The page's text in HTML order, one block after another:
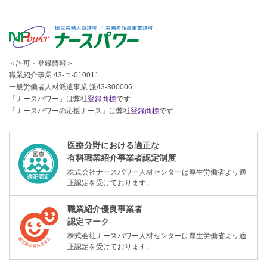
＜許可・登録情報＞
職業紹介事業 43-ユ-010011
一般労働者人材派遣事業 派43-300006
『ナースパワー』は弊社登録商標です
『ナースパワーの応援ナース』は弊社登録商標です
医療分野における適正な
有料職業紹介事業者認定制度
株式会社ナースパワー人材センターは厚生労働省より適
正認定を受けております。
職業紹介優良事業者
認定マーク
株式会社ナースパワー人材センターは厚生労働省より適
正認定を受けております。